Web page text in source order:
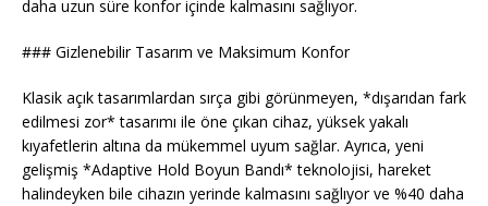
daha uzun süre konfor içinde kalmasını sağlıyor.
### Gizlenebilir Tasarım ve Maksimum Konfor
Klasik açık tasarımlardan sırça gibi görünmeyen, *dışarıdan fark
edilmesi zor* tasarımı ile öne çıkan cihaz, yüksek yakalı
kıyafetlerin altına da mükemmel uyum sağlar. Ayrıca, yeni
gelişmiş *Adaptive Hold Boyun Bandı* teknolojisi, hareket
halindeyken bile cihazın yerinde kalmasını sağlıyor ve %40 daha